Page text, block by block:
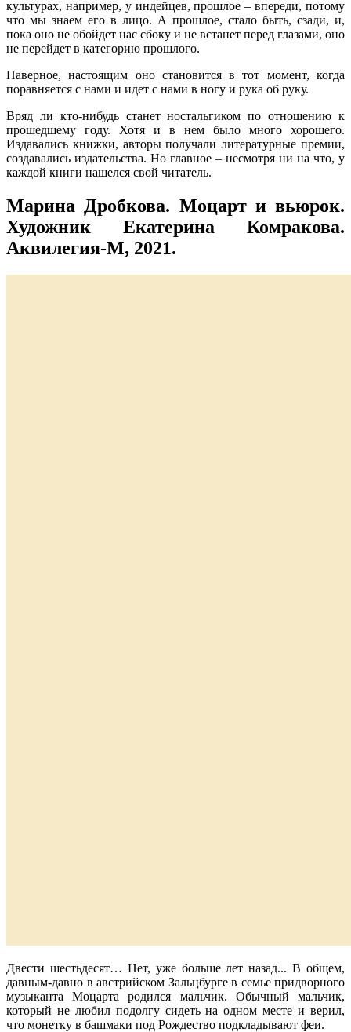
культурах, например, у индейцев, прошлое – впереди, потому
что мы знаем его в лицо. А прошлое, стало быть, сзади, и,
пока оно не обойдет нас сбоку и не встанет перед глазами, оно
не перейдет в категорию прошлого.
Наверное, настоящим оно становится в тот момент, когда
поравняется с нами и идет с нами в ногу и рука об руку.
Вряд ли кто-нибудь станет ностальгиком по отношению к
прошедшему году. Хотя и в нем было много хорошего.
Издавались книжки, авторы получали литературные премии,
создавались издательства. Но главное – несмотря ни на что, у
каждой книги нашелся свой читатель.
Марина Дробкова. Моцарт и вьюрок.
Художник Екатерина Комракова.
Аквилегия-М, 2021.
Двести шестьдесят… Нет, уже больше лет назад... В общем,
давным-давно в австрийском Зальцбурге в семье придворного
музыканта Моцарта родился мальчик. Обычный мальчик,
который не любил подолгу сидеть на одном месте и верил,
что монетку в башмаки под Рождество подкладывают феи.